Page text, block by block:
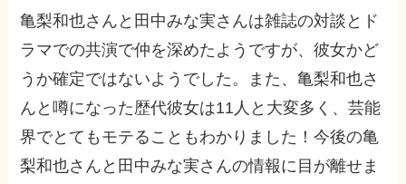
亀梨和也さんと田中みな実さんは雑誌の対談とド
ラマでの共演で仲を深めたようですが、彼女かど
うか確定ではないようでした。また、亀梨和也さ
んと噂になった歴代彼女は11人と大変多く、芸能
界でとてもモテることもわかりました！今後の亀
梨和也さんと田中みな実さんの情報に目が離せま